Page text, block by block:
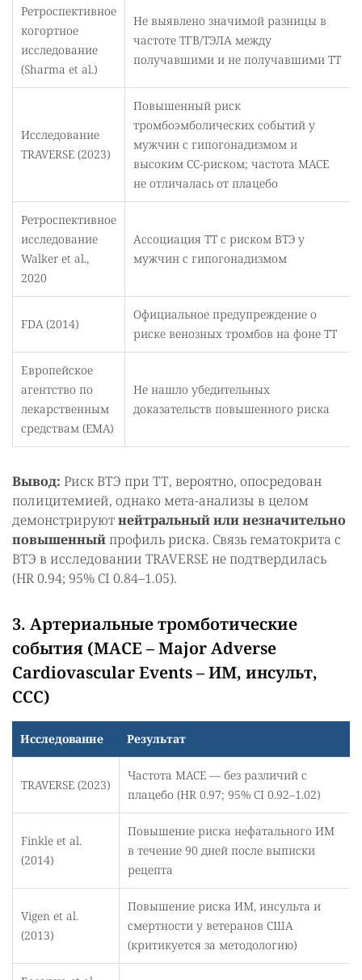
Ретроспективное
когортное
исследование
(Sharma et al.)
Не выявлено значимой разницы в
частоте ТГВ/ТЭЛА между
получавшими и не получавшими ТТ
Исследование
TRAVERSE (2023)
Повышенный риск
тромбоэмболических событий у
мужчин с гипогонадизмом и
высоким СС-риском; частота MACE
не отличалась от плацебо
Ретроспективное
исследование
Walker et al.,
2020
Ассоциация ТТ с риском ВТЭ у
мужчин с гипогонадизмом
FDA (2014)
Официальное предупреждение о
риске венозных тромбов на фоне ТТ
Европейское
агентство по
лекарственным
средствам (EMA)
Не нашло убедительных
доказательств повышенного риска
Вывод: Риск ВТЭ при ТТ, вероятно, опосредован
полицитемией, однако мета-анализы в целом
демонстрируютнейтральный или незначительно
повышенныйпрофиль риска. Связь гематокрита с
ВТЭ в исследовании TRAVERSE не подтвердилась
(HR 0.94; 95% CI 0.84–1.05).
3. Артериальные тромботические
события (MACE – Major Adverse
Cardiovascular Events – ИМ, инсульт,
ССС)
Исследование Результат
TRAVERSE (2023)
Частота MACE — без различий с
плацебо (HR 0.97; 95% CI 0.92–1.02)
Finkle et al.
(2014)
Повышение риска нефатального ИМ
в течение 90 дней после выписки
рецепта
Vigen et al.
(2013)
Повышение риска ИМ, инсульта и
смертности у ветеранов США
(критикуется за методологию)